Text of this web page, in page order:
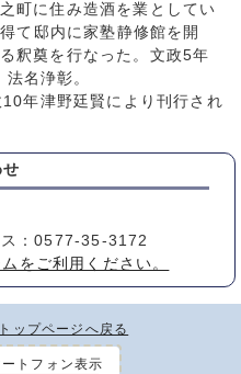
町に住み造酒を業としてい
て邸内に家塾静修館を開
釈奠を行なった。文政5年
名浄彰。
年津野廷賢により刊行され
：0577-35-3172
をご利用ください。
トップページへ戻る
ートフォン表示